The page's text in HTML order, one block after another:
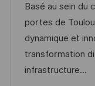
i
c
a
c
i
c
a
c
i
ó
c
h
a
d
e
Basé au sein du
portes de
dynamique et
transformation
infrastructure...